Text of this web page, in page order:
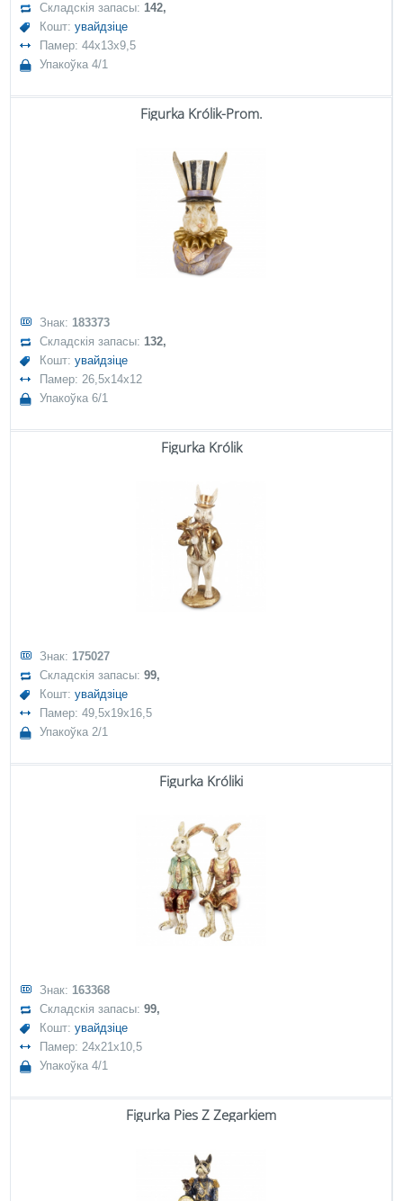
Складскія запасы:142,
Кошт:увайдзіце
Памер: 44x13x9,5
Упакоўка 4/1
Figurka Królik-Prom.
Знак: 183373
Складскія запасы:132,
Кошт:увайдзіце
Памер: 26,5x14x12
Упакоўка 6/1
Figurka Królik
Знак: 175027
Складскія запасы:99,
Кошт:увайдзіце
Памер: 49,5x19x16,5
Упакоўка 2/1
Figurka Króliki
Знак: 163368
Складскія запасы:99,
Кошт:увайдзіце
Памер: 24x21x10,5
Упакоўка 4/1
Figurka Pies Z Zegarkiem